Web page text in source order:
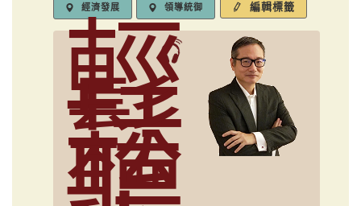
經濟發展 領導統御 編輯標籤
輕
鬆